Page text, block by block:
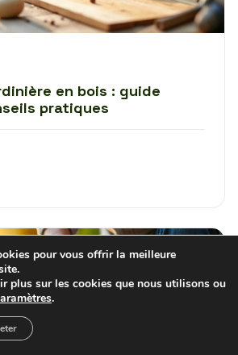
en bois : guide
pratiques
pour vous offrir la meilleure
plus sur les cookies que nous utilisons ou
.